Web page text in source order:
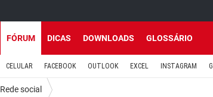
FÓRUM DICAS DOWNLOADS GLOSSÁRIO
CELULAR FACEBOOK OUTLOOK EXCEL INSTAGRAM
Rede social